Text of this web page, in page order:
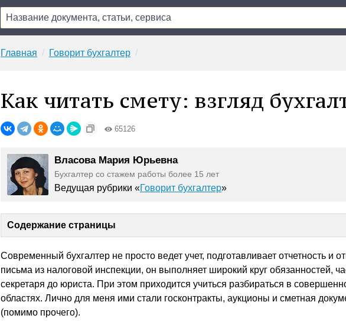
Главная Говорит бухгалтер
Как читать смету: взгляд
65126
Власова Мария Юрьевна
Бухгалтер со стажем работы более 15 лет
Ведущая рубрики «Говорит бухгалтер»
Содержание страницы
Современный бухгалтер не просто ведет учет, подготавливает отчетность и
письма из налоговой инспекции, он выполняет широкий круг обязанностей,
секретаря до юриста. При этом приходится учиться разбираться в
областях. Лично для меня ими стали госконтракты, аукционы и сметная
(помимо прочего).